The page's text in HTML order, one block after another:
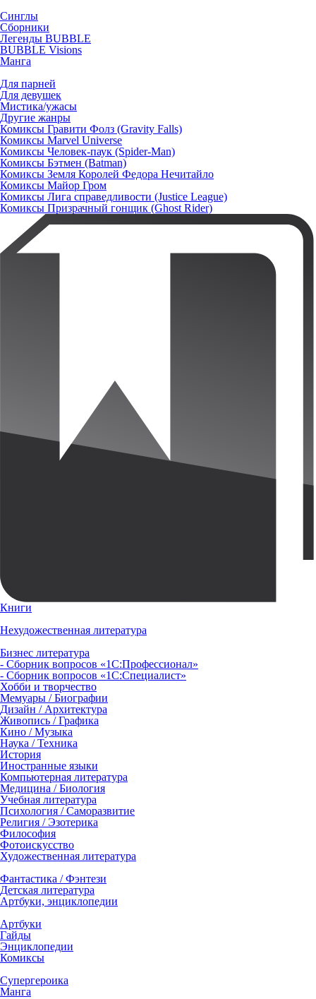
Синглы
Сборники
Легенды BUBBLE
BUBBLE Visions
Манга
Для парней
Для девушек
Мистика/ужасы
Другие жанры
Комиксы Гравити Фолз (Gravity Falls)
Комиксы Marvel Universe
Комиксы Человек-паук (Spider-Man)
Комиксы Бэтмен (Batman)
Комиксы Земля Королей Федора Нечитайло
Комиксы Майор Гром
Комиксы Лига справедливости (Justice League)
Комиксы Призрачный гонщик (Ghost Rider)
Книги
Нехудожественная литература
Бизнес литература
- Сборник вопросов «1С:Профессионал»
- Сборник вопросов «1С:Специалист»
Хобби и творчество
Мемуары / Биографии
Дизайн / Архитектура
Живопись / Графика
Кино / Музыка
Наука / Техника
История
Иностранные языки
Компьютерная литература
Медицина / Биология
Учебная литература
Психология / Саморазвитие
Религия / Эзотерика
Философия
Фотоискусство
Художественная литература
Фантастика / Фэнтези
Детская литература
Артбуки, энциклопедии
Артбуки
Гайды
Энциклопедии
Комиксы
Супергероика
Манга